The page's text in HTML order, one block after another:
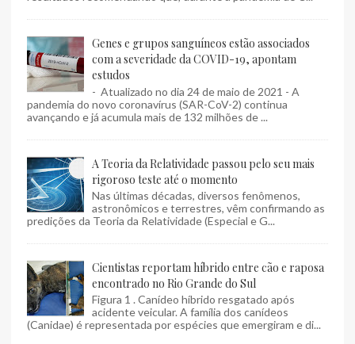
Genes e grupos sanguíneos estão associados
com a severidade da COVID-19, apontam
estudos
- Atualizado no dia 24 de maio de 2021 - A
pandemia do novo coronavírus (SAR-CoV-2) continua
avançando e já acumula mais de 132 milhões de ...
A Teoria da Relatividade passou pelo seu mais
rigoroso teste até o momento
Nas últimas décadas, diversos fenômenos,
astronômicos e terrestres, vêm confirmando as
predições da Teoria da Relatividade (Especial e G...
Cientistas reportam híbrido entre cão e raposa
encontrado no Rio Grande do Sul
Figura 1 . Canídeo híbrido resgatado após
acidente veicular. A família dos canídeos
(Canidae) é representada por espécies que emergiram e di...